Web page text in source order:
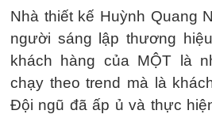
Nhà thiết kế Huỳnh Quang
người sáng lập thương
khách hàng của MỘT là
chạy theo trend mà là
Đội ngũ đã ấp ủ và thực